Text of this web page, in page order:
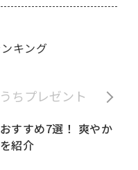
キング
ち プレゼント
すすめ7選！ 爽やか
紹介